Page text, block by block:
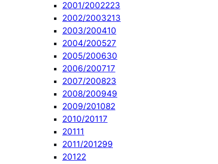
2001/2002223
2002/2003213
2003/200410
2004/200527
2005/200630
2006/200717
2007/200823
2008/200949
2009/201082
2010/20117
20111
2011/201299
20122